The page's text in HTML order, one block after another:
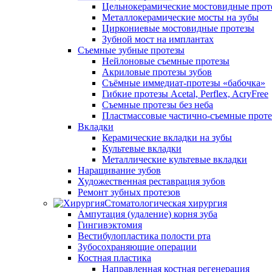
Цельнокерамические мостовидные
Металлокерамические мосты на зубы
Циркониевые мостовидные протезы
Зубной мост на имплантах
Съемные зубные протезы
Нейлоновые съемные протезы
Акриловые протезы зубов
Съёмные иммедиат‑протезы «бабочка»
Гибкие протезы Acetal, Perflex, AcryFree
Съемные протезы без неба
Пластмассовые частично-съемные
Вкладки
Керамические вкладки на зубы
Культевые вкладки
Металлические культевые вкладки
Наращивание зубов
Художественная реставрация зубов
Ремонт зубных протезов
Стоматологическая хирургия
Ампутация (удаление) корня зуба
Гингивэктомия
Вестибулопластика полости рта
Зубосохраняющие операции
Костная пластика
Направленная костная регенерация